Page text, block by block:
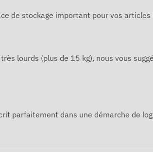
de stockage important pour vos articles
lourds (plus de 15 kg), nous vous
parfaitement dans une démarche de